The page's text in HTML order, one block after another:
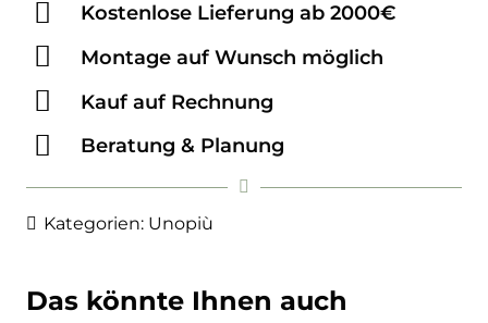
Kostenlose Lieferung ab 2000€
Montage auf Wunsch möglich
Kauf auf Rechnung
Beratung & Planung
Kategorien: Unopiù
Das könnte Ihnen auch